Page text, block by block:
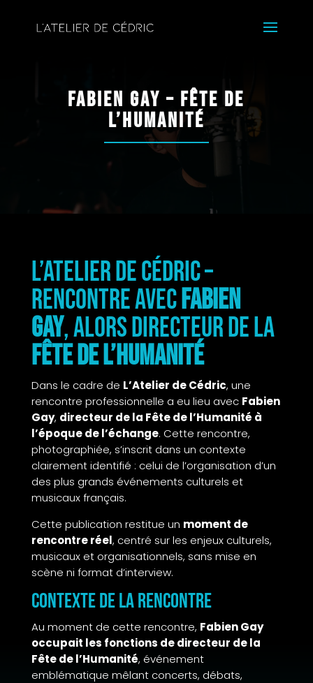
Fabien Gay – Fête de
l’Humanité
L’Atelier de Cédric –
Rencontre avecFabien
Gay, alors directeur de la
Fête de l’Humanité
Dans le cadre de L’Atelier de Cédric, une
rencontre professionnelle a eu lieu avec Fabien
Gay, directeur de la Fête de l’Humanité à
l’époque de l’échange. Cette rencontre,
photographiée, s’inscrit dans un contexte
clairement identifié : celui de l’organisation d’un
des plus grands événements culturels et
musicaux français.
Cette publication restitue un moment de
rencontre réel, centré sur les enjeux culturels,
musicaux et organisationnels, sans mise en
scène ni format d’interview.
Contexte de la rencontre
Au moment de cette rencontre, Fabien Gay
occupait les fonctions de directeur de la
Fête de l’Humanité, événement
emblématique mêlant concerts, débats,